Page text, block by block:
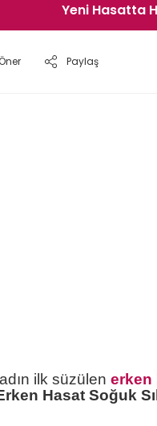
Yeni Hasatta
Paylaş
ilk süzülen erken
Hasat Soğuk